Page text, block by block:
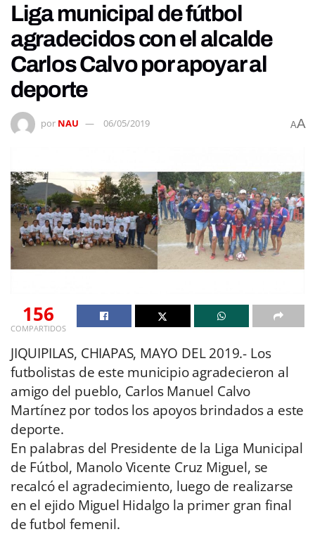
Liga municipal de fútbol
agradecidos con el alcalde
Carlos Calvo por apoyar al
deporte
por NAU 06/05/2019 AA
156
COMPARTIDOS
JIQUIPILAS, CHIAPAS, MAYO DEL 2019.- Los
futbolistas de este municipio agradecieron al
amigo del pueblo, Carlos Manuel Calvo
Martínez por todos los apoyos brindados a este
deporte.
En palabras del Presidente de la Liga Municipal
de Fútbol, Manolo Vicente Cruz Miguel, se
recalcó el agradecimiento, luego de realizarse
en el ejido Miguel Hidalgo la primer gran final
de futbol femenil.